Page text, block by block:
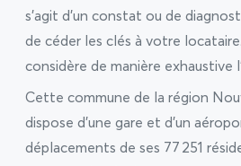
s’agit d’un constat ou de
de céder les clés à votre
considère de manière exhaustive
Cette commune de la région
dispose d’une gare et d’un
déplacements de ses 77 251